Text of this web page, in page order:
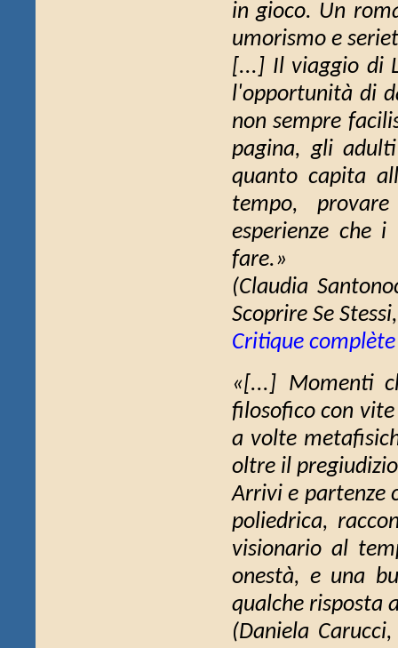
in gioco. Un
umorismo e
[...] Il viaggio di
l'opportunità di
non sempre
pagina, gli
quanto capita
tempo,
esperienze che
fare.»
(Claudia
Scoprire Se Stessi
Critique complète
«[...] Momenti
filosofico con
a volte
oltre il
Arrivi e partenze
poliedrica,
visionario al
onestà, e una
qualche risposta
(Daniela